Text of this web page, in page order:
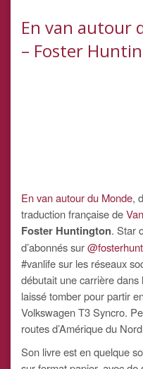
En van autour
– Foster
En van autour du Monde,
traduction française de
Foster Huntington. Star
d’abonnés sur
#vanlife sur les réseaux
débutait une carrière
laissé tomber pour partir
Volkswagen T3 Syncro.
routes d’Amérique du
Son livre est en quelque